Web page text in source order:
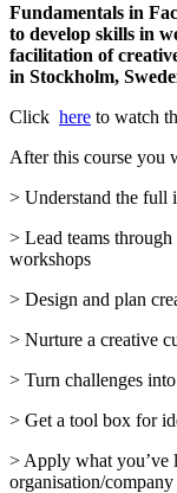
Fundamentals in
to develop skills in
facilitation of
in Stockholm,
Click here to watch
After this course you
> Understand the full
> Lead teams
workshops
> Design and plan
> Nurture a creative
> Turn challenges
> Get a tool box for
> Apply what you’ve
organisation/company